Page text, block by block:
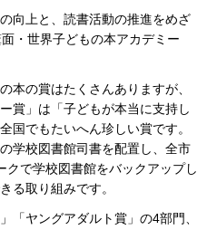
向上と、読書活動の推進をめざ
・世界子どもの本アカデミー
の賞はたくさんありますが、
賞」は「子どもが本当に支持し
国でもたいへん珍しい賞です。
学校図書館司書を配置し、全市
で学校図書館をバックアップし
る取り組みです。
ヤングアダルト賞」の4部門、